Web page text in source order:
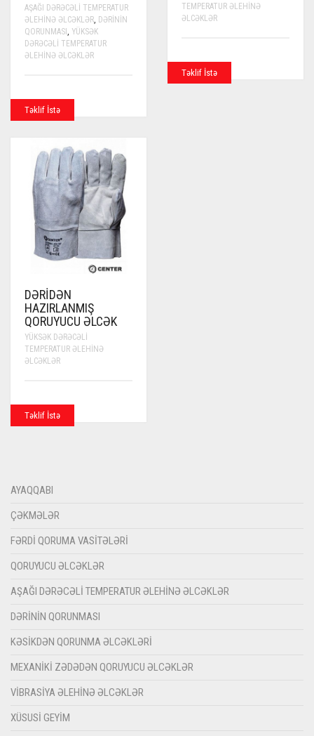
AŞAĞI DƏRƏCƏLI TEMPERATUR
ƏLEHINƏ ƏLCƏKLƏR DƏRININ
QORUNMASI YÜKSƏK
DƏRƏCƏLI TEMPERATUR
ƏLEHINƏ ƏLCƏKLƏR
Təklif İstə
TEMPERATUR ƏLEHINƏ
ƏLCƏKLƏR
Təklif İstə
DƏRIDƏN
HAZIRLANMIŞ
QORUYUCU ƏLCƏK
YÜKSƏK DƏRƏCƏLI
TEMPERATUR ƏLEHINƏ
ƏLCƏKLƏR
Təklif İstə
AYAQQABI
ÇƏKMƏLƏR
FƏRDI QORUMA VASITƏLƏRI
QORUYUCU ƏLCƏKLƏR
AŞAĞI DƏRƏCƏLI TEMPERATUR ƏLEHINƏ ƏLCƏKLƏR
DƏRININ QORUNMASI
KƏSIKDƏN QORUNMA ƏLCƏKLƏRI
MEXANIKI ZƏDƏDƏN QORUYUCU ƏLCƏKLƏR
VIBRASIYA ƏLEHINƏ ƏLCƏKLƏR
XÜSUSI GEYIM